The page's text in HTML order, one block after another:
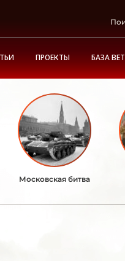
ПРОЕКТЫ БАЗА
Московская битва